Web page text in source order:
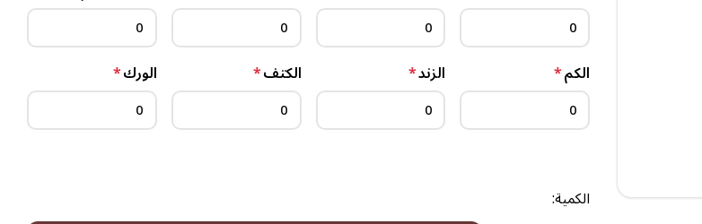
الكم* الزند* الكتف* الورك*
الكمية: